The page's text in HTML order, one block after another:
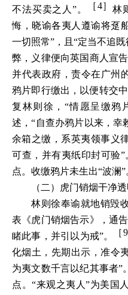
不法买卖之人”。 ［4］林
悔，晓谕各夷人遵谕将趸
一切照常”，且“定当不追既
弊，义律便向英国商人宣
并代表政府，责令在广州
鸦片即行缴出，以便转交
复林则徐，“情愿呈缴鸦
述，“自查办鸦片以来，幸
余箱之缴，系英夷领事义
可查，并有夷纸印封可验”
点。收缴鸦片未生出“波澜”
（二）虎门销烟干净透
林则徐奉谕就地销毁
表《虎门销烟告示》，通
睹此事，并引以为戒”。 ［
化烟土，先期出示，准令
为夷文数千言以纪其事者”。
点。“来观之夷人”为美国